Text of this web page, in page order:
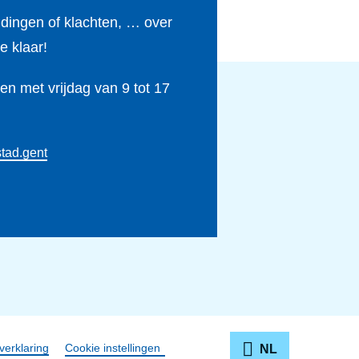
of klachten, … over
klaar!
met vrijdag van 9 tot 17
Cookie instellingen NL